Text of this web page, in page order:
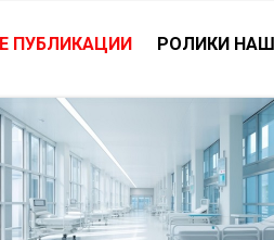
ПУБЛИКАЦИИ РОЛИКИ